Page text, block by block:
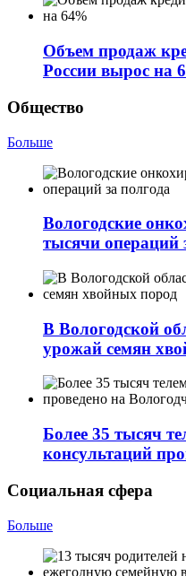
Объем продаж
России вырос на
Общество
Больше
Вологодские
тыcячи операций
В Вологодской
урожай семян
Более 35 тысяч
консультаций
Социальная сфера
Больше